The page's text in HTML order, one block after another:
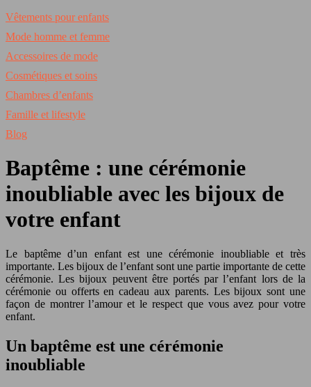
Vêtements pour enfants
Mode homme et femme
Accessoires de mode
Cosmétiques et soins
Chambres d’enfants
Famille et lifestyle
Blog
Baptême : une cérémonie
inoubliable avec les bijoux de
votre enfant
Le baptême d’un enfant est une cérémonie inoubliable et très
importante. Les bijoux de l’enfant sont une partie importante de cette
cérémonie. Les bijoux peuvent être portés par l’enfant lors de la
cérémonie ou offerts en cadeau aux parents. Les bijoux sont une
façon de montrer l’amour et le respect que vous avez pour votre
enfant.
Un baptême est une cérémonie
inoubliable